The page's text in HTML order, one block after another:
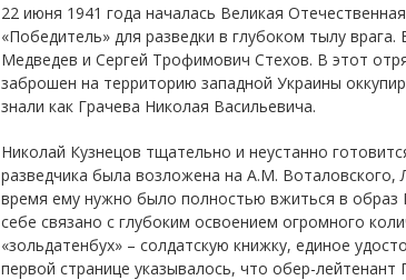
22 июня 1941 года началась Великая
«Победитель» для разведки в глубоком тылу
Медведев и Сергей Трофимович Стехов. В этот
заброшен на территорию западной Украины
знали как Грачева Николая Васильевича.
Николай Кузнецов тщательно и неустанно
разведчика была возложена на А.М. Воталовского,
время ему нужно было полностью вжиться в образ
себе связано с глубоким освоением огромного
«зольдатенбух» – солдатскую книжку, единое
первой странице указывалось, что обер-